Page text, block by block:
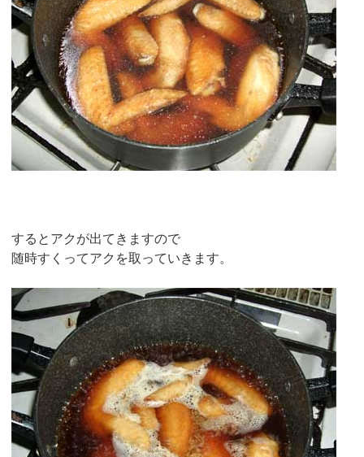
するとアクが出てきますので
随時すくってアクを取っていきます。